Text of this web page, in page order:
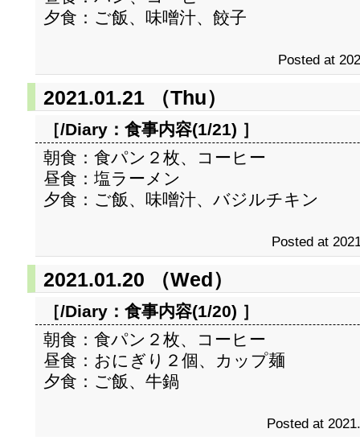
夕食：ご飯、味噌汁、餃子
Posted at
2021.01.21 （Thu）
［/Diary： 食事内容(1/21) ］
朝食：食パン２枚、コーヒー
昼食：塩ラーメン
夕食：ご飯、味噌汁、バジルチキン
Posted at
2021.01.20 （Wed）
［/Diary： 食事内容(1/20) ］
朝食：食パン２枚、コーヒー
昼食：おにぎり２個、カップ麺
夕食：ご飯、牛鍋
Posted at